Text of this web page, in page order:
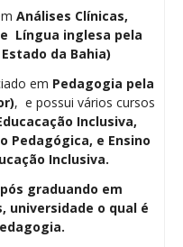
Análises Clínicas,
Língua inglesa pela
da Bahia)
em Pedagogia pela
, e possui vários cursos
Inclusiva,
Pedagógica, e Ensino
Inclusiva.
graduando em
universidade o qual é